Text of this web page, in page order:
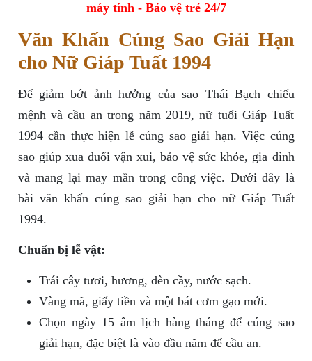
máy tính - Bảo vệ trẻ 24/7
Văn Khấn Cúng Sao Giải Hạn
cho Nữ Giáp Tuất 1994
Để giảm bớt ảnh hưởng của sao Thái Bạch chiếu
mệnh và cầu an trong năm 2019, nữ tuổi Giáp Tuất
1994 cần thực hiện lễ cúng sao giải hạn. Việc cúng
sao giúp xua đuổi vận xui, bảo vệ sức khỏe, gia đình
và mang lại may mắn trong công việc. Dưới đây là
bài văn khấn cúng sao giải hạn cho nữ Giáp Tuất
1994.
Chuẩn bị lễ vật:
Trái cây tươi, hương, đèn cầy, nước sạch.
Vàng mã, giấy tiền và một bát cơm gạo mới.
Chọn ngày 15 âm lịch hàng tháng để cúng sao
giải hạn, đặc biệt là vào đầu năm để cầu an.